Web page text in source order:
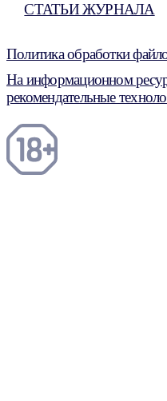
СТАТЬИ ЖУРНАЛА
Политика обработки
На информационном
рекомендательные